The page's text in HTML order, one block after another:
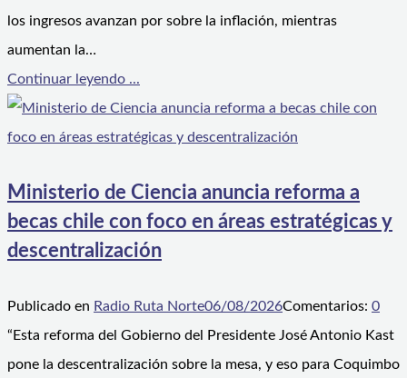
los ingresos avanzan por sobre la inflación, mientras
aumentan la…
Continuar leyendo ...
Ministerio de Ciencia anuncia reforma a
becas chile con foco en áreas estratégicas y
descentralización
Publicado en Radio Ruta Norte06/08/2026Comentarios: 0
“Esta reforma del Gobierno del Presidente José Antonio Kast
pone la descentralización sobre la mesa, y eso para Coquimbo